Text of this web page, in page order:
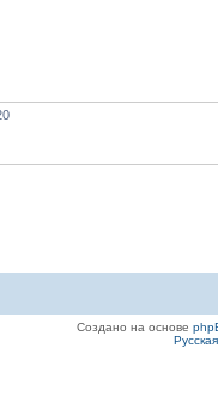
Создано на основе